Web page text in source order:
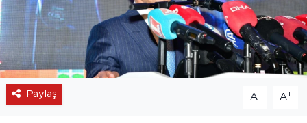
Paylaş A- A+